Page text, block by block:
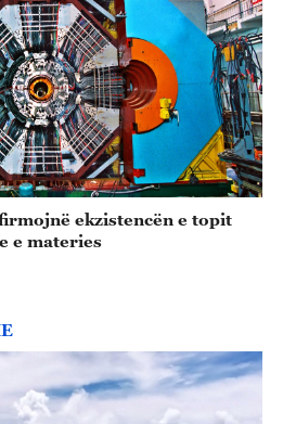
ekzistencën e topit
e materies